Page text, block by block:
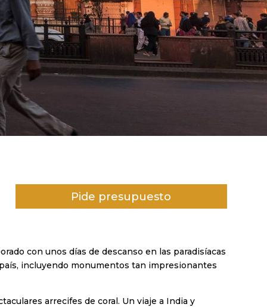
Pide presupuesto
con unos días de descanso en las paradisíacas
incluyendo monumentos tan impresionantes
arrecifes de coral. Un viaje a India y